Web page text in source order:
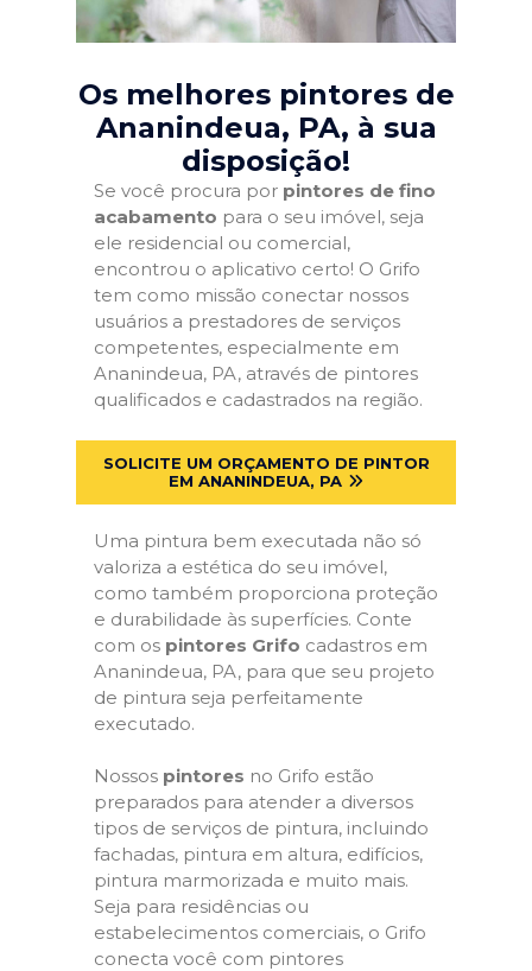
Os melhores pintores de
Ananindeua, PA, à sua
disposição!
Se você procura por pintores de fino
acabamento para o seu imóvel, seja
ele residencial ou comercial,
encontrou o aplicativo certo! O Grifo
tem como missão conectar nossos
usuários a prestadores de serviços
competentes, especialmente em
Ananindeua, PA, através de pintores
qualificados e cadastrados na região.
SOLICITE UM ORÇAMENTO DE PINTOR
EM ANANINDEUA, PA
Uma pintura bem executada não só
valoriza a estética do seu imóvel,
como também proporciona proteção
e durabilidade às superfícies. Conte
com os pintores Grifo cadastros em
Ananindeua, PA, para que seu projeto
de pintura seja perfeitamente
executado.
Nossos pintores no Grifo estão
preparados para atender a diversos
tipos de serviços de pintura, incluindo
fachadas, pintura em altura, edifícios,
pintura marmorizada e muito mais.
Seja para residências ou
estabelecimentos comerciais, o Grifo
conecta você com pintores